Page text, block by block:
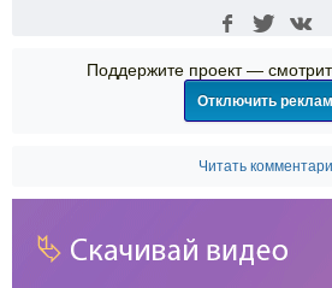
Поддержите проект —
Отключить
Читать